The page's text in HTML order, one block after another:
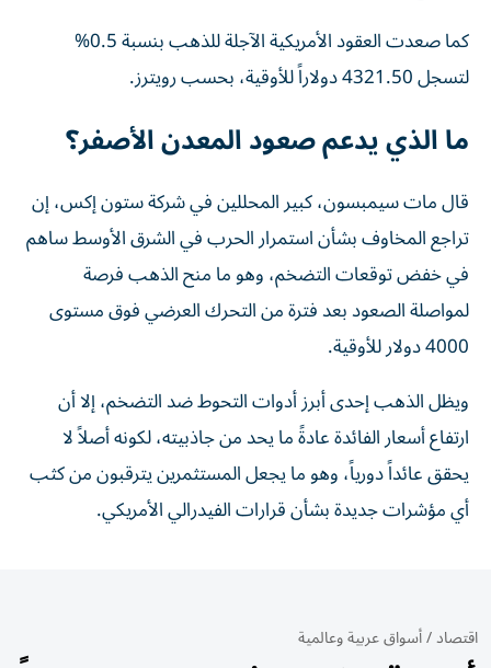
كما صعدت العقود الأمريكية الآجلة للذهب بنسبة 0.5%
لتسجل 4321.50 دولاراً للأوقية، بحسب رويترز.
ما الذي يدعم صعود المعدن الأصفر؟
قال مات سيمبسون، كبير المحللين في شركة ستون إكس، إن
تراجع المخاوف بشأن استمرار الحرب في الشرق الأوسط ساهم
في خفض توقعات التضخم، وهو ما منح الذهب فرصة
لمواصلة الصعود بعد فترة من التحرك العرضي فوق مستوى
4000 دولار للأوقية.
ويظل الذهب إحدى أبرز أدوات التحوط ضد التضخم، إلا أن
ارتفاع أسعار الفائدة عادةً ما يحد من جاذبيته، لكونه أصلاً لا
يحقق عائداً دورياً، وهو ما يجعل المستثمرين يترقبون من كثب
أي مؤشرات جديدة بشأن قرارات الفيدرالي الأمريكي.
اقتصاد/أسواق عربية وعالمية